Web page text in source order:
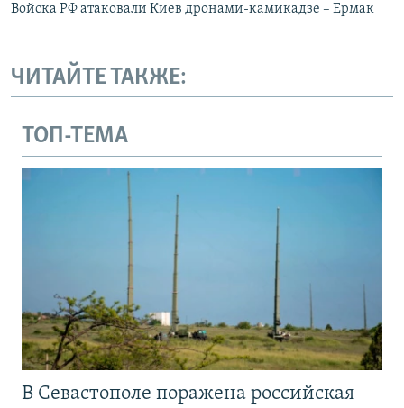
Войска РФ атаковали Киев дронами-камикадзе – Ермак
ЧИТАЙТЕ ТАКЖЕ:
ТОП-ТЕМА
В Севастополе поражена российская